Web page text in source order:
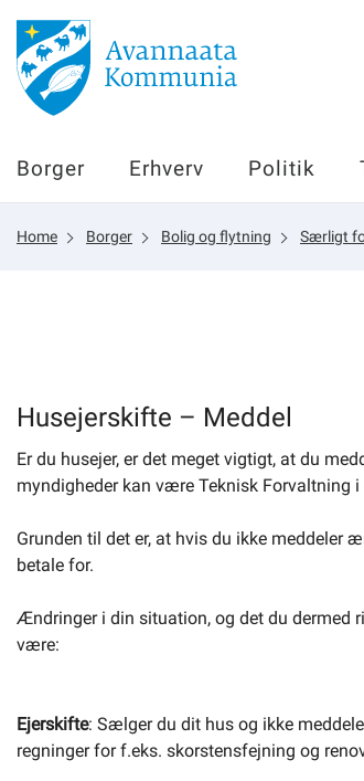
Borger
Erhverv
Politik
sullissivik.gl
Planportal
Borger Erhverv Politik
Home Borger Bolig og flytning Særligt
Husejerskifte – Meddel
Er du husejer, er det meget vigtigt, at du
myndigheder kan være Teknisk Forvaltning
Grunden til det er, at hvis du ikke meddeler
betale for.
Ændringer i din situation, og det du dermed
være:
Ejerskifte: Sælger du dit hus og ikke
regninger for f.eks. skorstensfejning og